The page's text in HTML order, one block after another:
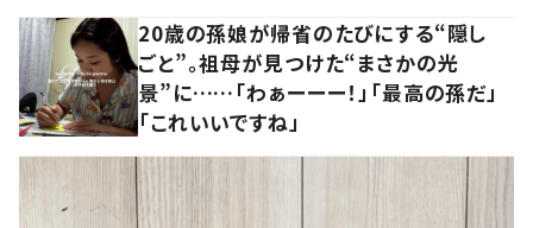
20歳の孫娘が帰省のたびにする“隠し
ごと”。祖母が見つけた“まさかの光
景”に……「わぁーーー！」「最高の孫だ」
「これいいですね」